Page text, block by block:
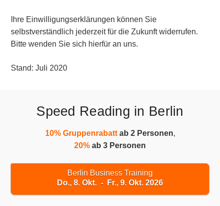
Ihre Einwilligungserklärungen können Sie
selbstverständlich jederzeit für die Zukunft widerrufen.
Bitte wenden Sie sich hierfür an uns.
Stand: Juli 2020
Speed Reading in Berlin
10% Gruppenrabattab 2 Personen,
20% ab 3 Personen
Berlin Business Training
Do., 8. Okt. - Fr., 9. Okt. 2026